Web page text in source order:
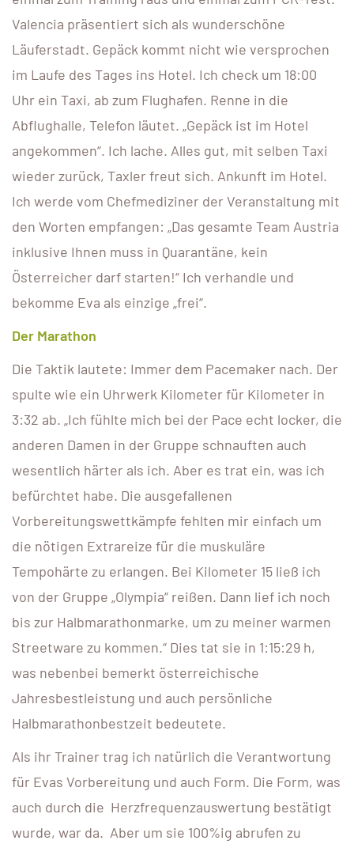
Valencia präsentiert sich als wunderschöne
Läuferstadt. Gepäck kommt nicht wie versprochen
im Laufe des Tages ins Hotel. Ich check um 18:00
Uhr ein Taxi, ab zum Flughafen. Renne in die
Abflughalle, Telefon läutet. „Gepäck ist im Hotel
angekommen“. Ich lache. Alles gut, mit selben Taxi
wieder zurück, Taxler freut sich. Ankunft im Hotel.
Ich werde vom Chefmediziner der Veranstaltung mit
den Worten empfangen: „Das gesamte Team Austria
inklusive Ihnen muss in Quarantäne, kein
Österreicher darf starten!“ Ich verhandle und
bekomme Eva als einzige „frei“.
Der Marathon
Die Taktik lautete: Immer dem Pacemaker nach. Der
spulte wie ein Uhrwerk Kilometer für Kilometer in
3:32 ab. „Ich fühlte mich bei der Pace echt locker, die
anderen Damen in der Gruppe schnauften auch
wesentlich härter als ich. Aber es trat ein, was ich
befürchtet habe. Die ausgefallenen
Vorbereitungswettkämpfe fehlten mir einfach um
die nötigen Extrareize für die muskuläre
Tempohärte zu erlangen. Bei Kilometer 15 ließ ich
von der Gruppe „Olympia“ reißen. Dann lief ich noch
bis zur Halbmarathonmarke, um zu meiner warmen
Streetware zu kommen.“ Dies tat sie in 1:15:29 h,
was nebenbei bemerkt österreichische
Jahresbestleistung und auch persönliche
Halbmarathonbestzeit bedeutete.
Als ihr Trainer trag ich natürlich die Verantwortung
für Evas Vorbereitung und auch Form. Die Form, was
auch durch die Herzfrequenzauswertung bestätigt
wurde, war da. Aber um sie 100%ig abrufen zu